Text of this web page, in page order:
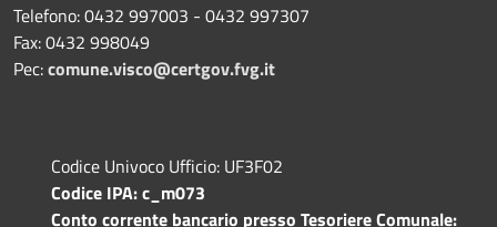
Telefono: 0432 997003 - 0432 997307
Fax: 0432 998049
Pec:comune.visco@certgov.fvg.it
Codice Univoco Ufficio: UF3F02
Codice IPA: c_m073
Conto corrente bancario presso Tesoriere Comunale: